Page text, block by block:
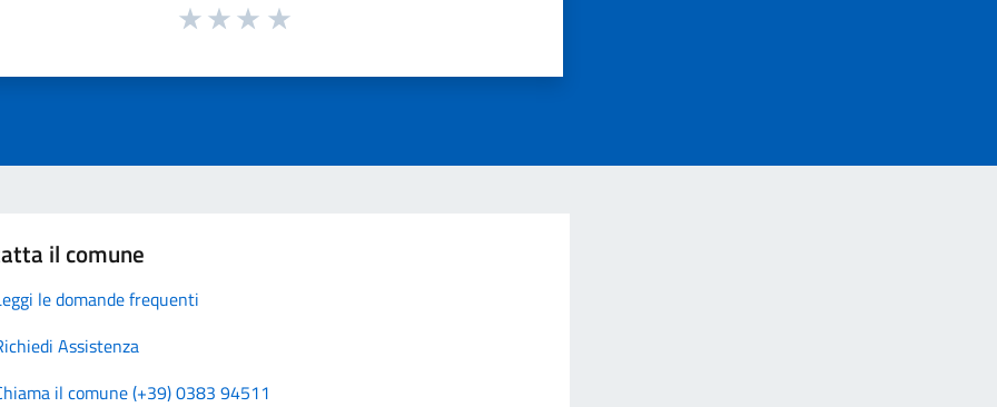
il comune
le domande frequenti
Assistenza
il comune (+39) 0383 94511